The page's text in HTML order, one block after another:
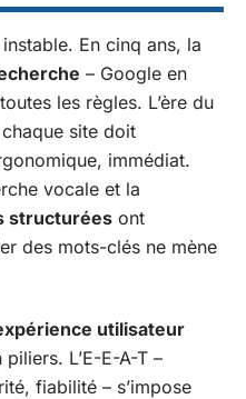
instable. En cinq ans, la
– Google en
les règles. L’ère du
chaque site doit
immédiat.
vocale et la
structurées ont
des mots-clés ne mène
utilisateur
L’E-E-A-T –
fiabilité – s’impose